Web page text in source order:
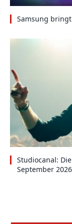
Samsung bringt
Studiocanal:
September 2026